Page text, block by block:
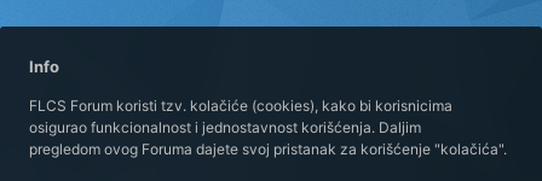
Info
FLCS Forum koristi tzv. kolačiće (cookies), kako bi korisnicima
osigurao funkcionalnost i jednostavnost korišćenja. Daljim
pregledom ovog Foruma dajete svoj pristanak za korišćenje "kolačića".